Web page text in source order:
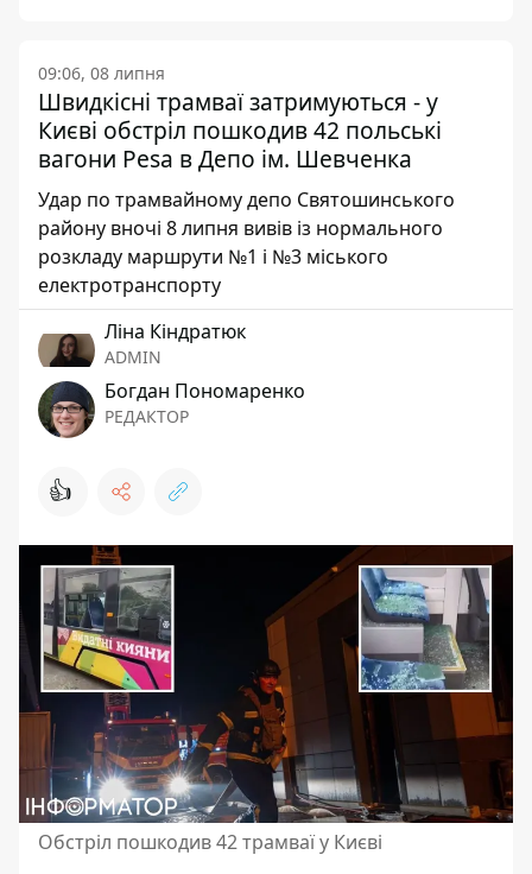
09:06, 08 липня
Швидкісні трамваї затримуються - у
Києві обстріл пошкодив 42 польські
вагони Pesa в Депо ім. Шевченка
Удар по трамвайному депо Святошинського
району вночі 8 липня вивів із нормального
розкладу маршрути №1 і №3 міського
електротранспорту
Ліна Кіндратюк
ADMIN
Богдан Пономаренко
РЕДАКТОР
👍
Обстріл пошкодив 42 трамваї у Києві